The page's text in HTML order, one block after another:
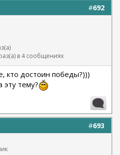
#692
в 4 сообщениях
кто достоин победы?)))
эту тему?
#693